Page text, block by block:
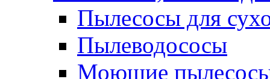
Пылесосы для
Пылеводососы
Моющие пылесосы